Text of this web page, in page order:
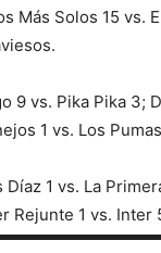
Más Solos 15 vs.
9 vs. Pika Pika 3;
1 vs. Los
Díaz 1 vs. La
Rejunte 1 vs.